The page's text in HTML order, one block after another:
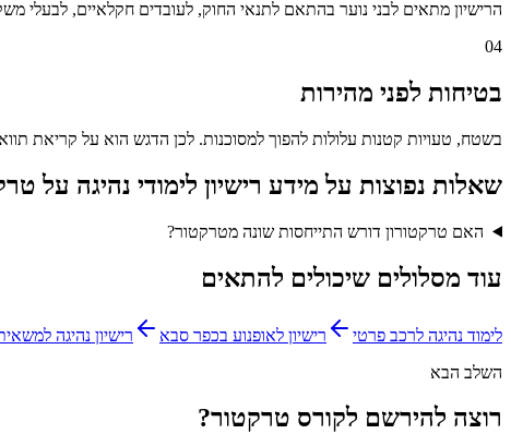
הרישיון מתאים לבני נוער בהתאם לתנאי החוק, לעובדים חקלאיים, לבעלי
04
בטיחות לפני מהירות
בשטח, טעויות קטנות עלולות להפוך למסוכנות. לכן הדגש הוא על קריאת
שאלות נפוצות על מידע רישיון לימודי נהיגה על
האם טרקטורון דורש התייחסות שונה מטרקטור?
עוד מסלולים שיכולים להתאים
לימוד נהיגה לרכב פרטי רישיון לאופנוע בכפר סבא רישיון נהיגה למשאית עד
השלב הבא
רוצה להירשם לקורס טרקטור?